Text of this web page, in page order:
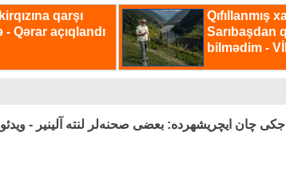
جکی چان ایچریشهرده: بعضی صحنه‌لر لنته آلینیر - ویدئو